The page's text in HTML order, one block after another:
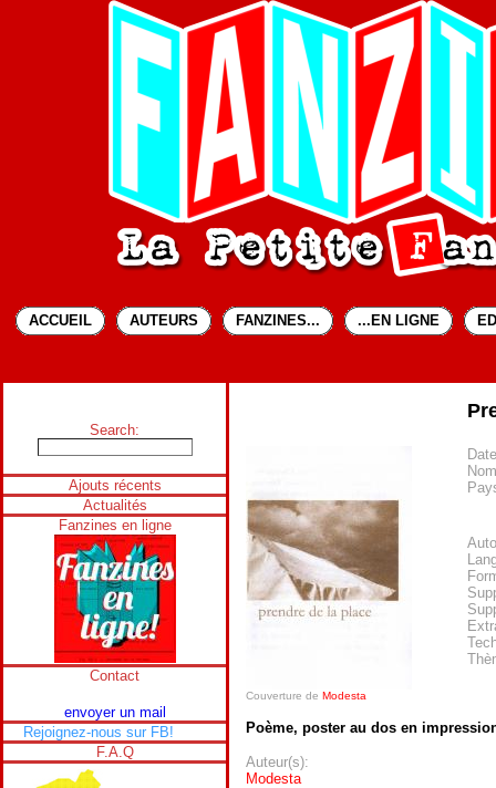
ACCUEIL AUTEURS FANZINES... ...EN LIGNE
Search:
Ajouts récents
Actualités
Fanzines en ligne
Contact
envoyer un mail
Rejoignez-nous sur FB!
F.A.Q
Couverture de Modesta
Poème, poster au dos en
Auteur(s):
Modesta